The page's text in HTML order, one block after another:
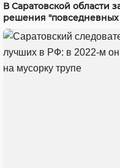
В Саратовской области
решения "повседневных